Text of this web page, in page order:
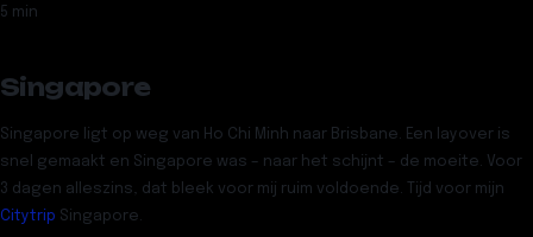
5 min
Singapore
Singapore ligt op weg van Ho Chi Minh naar Brisbane. Een layover is
snel gemaakt en Singapore was – naar het schijnt – de moeite. Voor
3 dagen alleszins, dat bleek voor mij ruim voldoende. Tijd voor mijn
Citytrip Singapore.